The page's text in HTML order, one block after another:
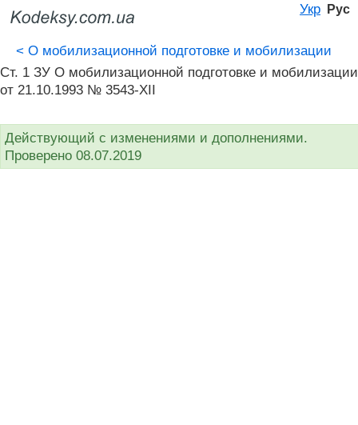
Укр Рус
< О мобилизационной подготовке и мобилизации
Ст. 1 ЗУ О мобилизационной подготовке и мобилизации
от 21.10.1993 № 3543-XII
Действующий с изменениями и дополнениями.
Проверено 08.07.2019